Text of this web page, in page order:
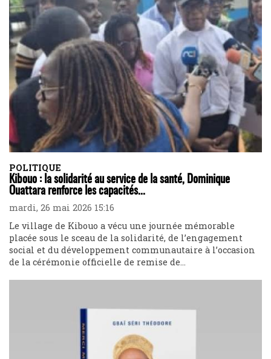
POLITIQUE
Kibouo : la solidarité au service de la santé, Dominique
Ouattara renforce les capacités...
mardi, 26 mai 2026 15:16
Le village de Kibouo a vécu une journée mémorable
placée sous le sceau de la solidarité, de l’engagement
social et du développement communautaire à l’occasion
de la cérémonie officielle de remise de...